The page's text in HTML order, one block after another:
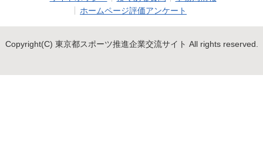
ホームページ評価アンケート
Copyright(C) 東京都スポーツ推進企業交流サイト All rights reserved.